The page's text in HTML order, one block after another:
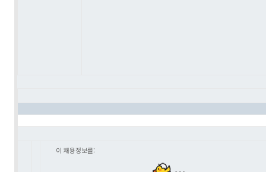
이 채용정보를: